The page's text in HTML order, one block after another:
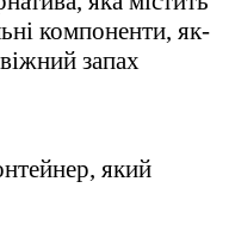
компоненти, як-
запах
який